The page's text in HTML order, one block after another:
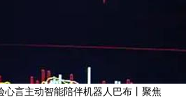
言主动智能陪伴机器人巴布丨聚焦